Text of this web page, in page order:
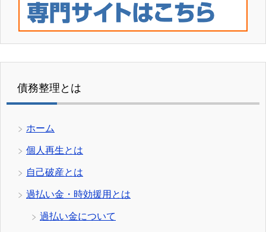
債務整理とは
ホーム
個人再生とは
自己破産とは
過払い金・時効援用とは
過払い金について